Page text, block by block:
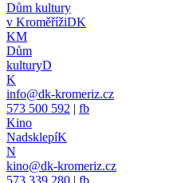
Dům kultury
v KroměřížiDK
KM
Dům
kulturyD
K
info@dk-kromeriz.cz
573 500 592 | fb
Kino
NadsklepíK
N
kino@dk-kromeriz.cz
573 339 280 | fb